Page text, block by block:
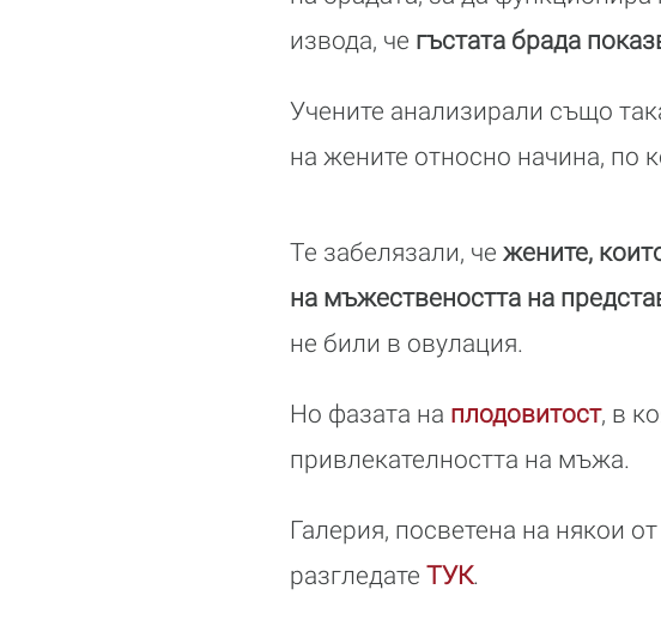
извода, че гъстата брада
Учените анализирали също
на жените относно начина, по
Те забелязали, че жените,
на мъжествеността на
не били в овулация.
Но фазата на плодовитост, в
привлекателността на мъжа.
Галерия, посветена на някои
разгледате ТУК.